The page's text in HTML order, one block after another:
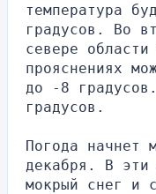
температура
градусов. Во
севере
прояснениях
до -8
градусов.
Погода начнет
декабря. В эти
мокрый снег и